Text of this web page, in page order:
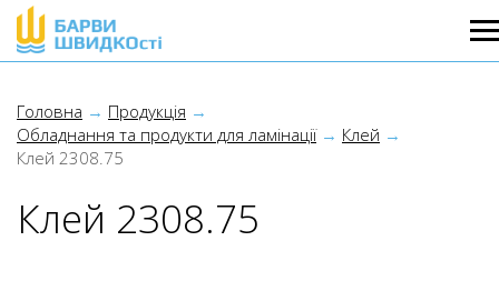
Головна
Продукція
Обладнання та продукти для ламінації
Клей
Клей 2308.75
Клей 2308.75